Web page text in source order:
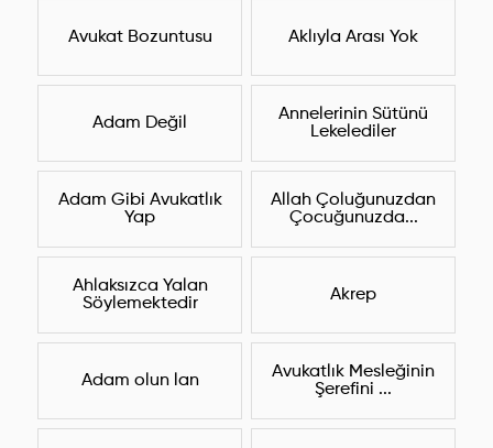
Avukat Bozuntusu Aklıyla Arası Yok
Adam Değil
Annelerinin Sütünü
Lekelediler
Adam Gibi Avukatlık
Yap
Allah Çoluğunuzdan
Çocuğunuzda...
Ahlaksızca Yalan
Söylemektedir
Akrep
Adam olun lan
Avukatlık Mesleğinin
Şerefini ...